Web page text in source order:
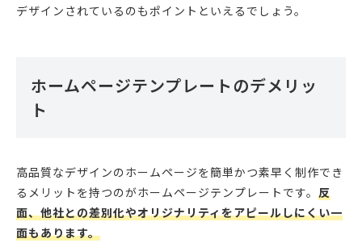
デザインされているのもポイントといえるでしょう。
ホームページテンプレートのデメリッ
ト
高品質なデザインのホームページを簡単かつ素早く制作でき
るメリットを持つのがホームページテンプレートです。 反
面、他社との差別化やオリジナリティをアピールしにくい一
面もあります。